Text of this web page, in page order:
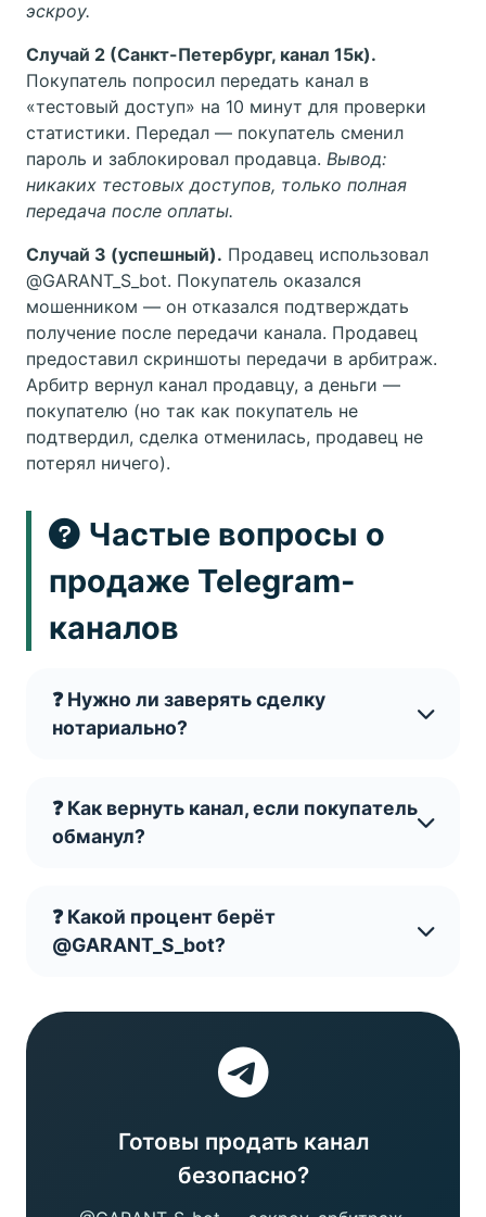
эскроу.
Случай 2 (Санкт-Петербург, канал 15к).
Покупатель попросил передать канал в
«тестовый доступ» на 10 минут для проверки
статистики. Передал — покупатель сменил
пароль и заблокировал продавца. Вывод:
никаких тестовых доступов, только полная
передача после оплаты.
Случай 3 (успешный). Продавец использовал
@GARANT_S_bot. Покупатель оказался
мошенником — он отказался подтверждать
получение после передачи канала. Продавец
предоставил скриншоты передачи в арбитраж.
Арбитр вернул канал продавцу, а деньги —
покупателю (но так как покупатель не
подтвердил, сделка отменилась, продавец не
потерял ничего).
Частые вопросы о
продаже Telegram-
каналов
❓ Нужно ли заверять сделку
нотариально?
❓ Как вернуть канал, если покупатель
обманул?
❓ Какой процент берёт
@GARANT_S_bot?
Готовы продать канал
безопасно?